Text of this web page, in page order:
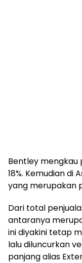
Bentley mengkau
18%. Kemudian di
yang merupakan
Dari total
antaranya
ini diyakini tetap
lalu diluncurkan
panjang alias